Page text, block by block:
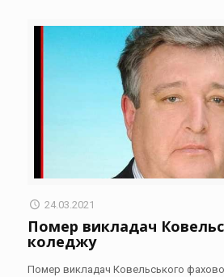
24.03.2021
Помер викладач
коледжу
Помер викладач Ковельського